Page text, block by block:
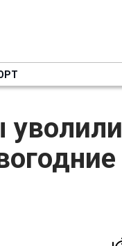
уволили